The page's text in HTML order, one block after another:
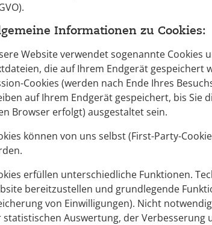
Informationen zu Cookies:
Website verwendet sogenannte Cookies
die auf Ihrem Endgerät gespeichert
Cookies (werden nach Ende Ihres
auf Ihrem Endgerät gespeichert, bis Sie
Browser erfolgt) ausgestaltet sein.
können von uns selbst (First-Party-
erfüllen unterschiedliche Funktionen.
bereitzustellen und grundlegende
von Einwilligungen). Nicht
statistischen Auswertung, der